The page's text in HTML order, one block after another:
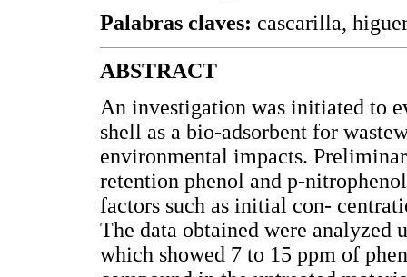
Palabras claves: cascarilla,
ABSTRACT
An investigation was initiated to
shell as a bio-adsorbent for
environmental impacts.
retention phenol and p-
factors such as initial con-
The data obtained were analyzed
which showed 7 to 15 ppm of